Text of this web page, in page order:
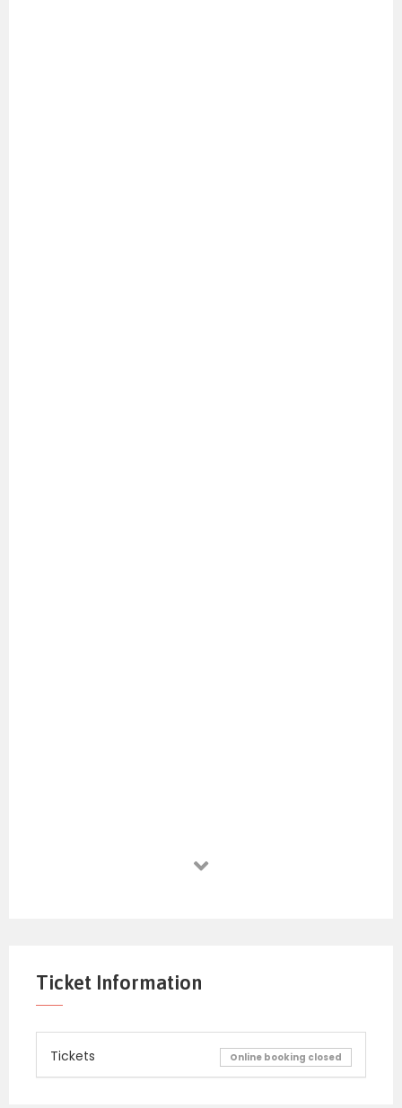
Ticket Information
Tickets Online booking closed